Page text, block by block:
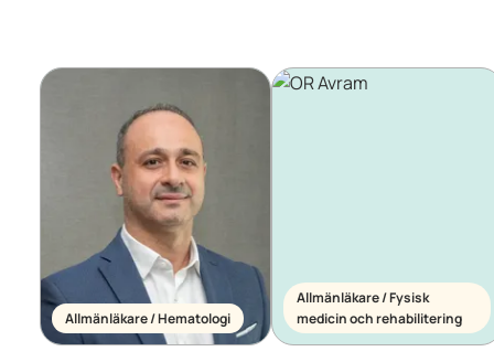
Allmänläkare / Hematologi
Allmänläkare / Fysisk
medicin och rehabilitering